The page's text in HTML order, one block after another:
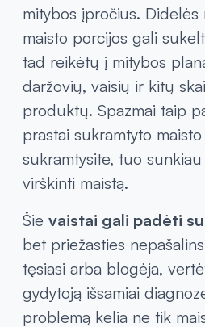
mitybos įpročius. Didelės
maisto porcijos gali
tad reikėtų į mitybos
daržovių, vaisių ir kitų
produktų. Spazmai taip
prastai sukramtyto
sukramtysite, tuo
virškinti maistą.
Šie vaistai gali padėti
bet priežasties
tęsiasi arba blogėja,
gydytoją išsamiai
problemą kelia ne tik